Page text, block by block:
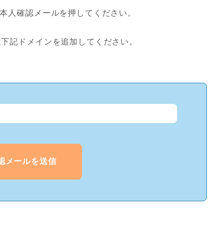
人確認メールを押してください。
記ドメインを追加してください。